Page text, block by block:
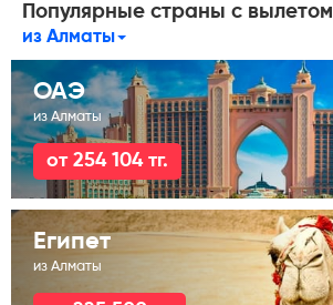
Популярные страны с вылетом
из Алматы
ОАЭ
из Алматы
от 254 104 тг.
Египет
из Алматы